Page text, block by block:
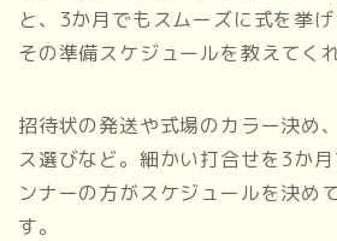
と、3か月でもスムーズに式を挙
その準備スケジュールを教えてくれ
招待状の発送や式場のカラー決め
ス選びなど。細かい打合せを3か
ンナーの方がスケジュールを決め
す。